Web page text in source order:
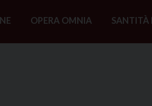
OPERA OMNIA SANTITÀ